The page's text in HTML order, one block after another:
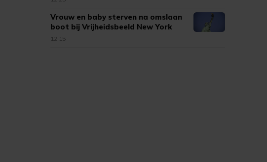
Vrouw en baby sterven na omslaan
boot bij Vrijheidsbeeld New York
12:15